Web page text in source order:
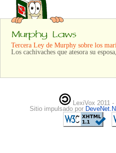
Tercera Ley de Murphy sobre los
Los cachivaches que atesora su
LexiVox 2011 -
Sitio impulsado por